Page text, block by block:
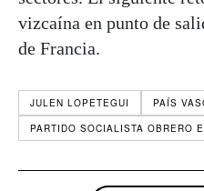
vizcaína en punto de
de Francia.
JULEN LOPETEGUI PAÍS
PARTIDO SOCIALISTA OBRERO